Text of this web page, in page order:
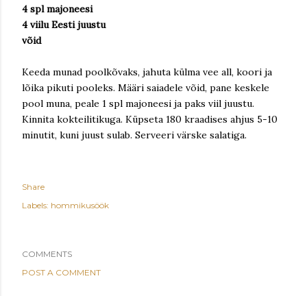
4 spl majoneesi
4 viilu Eesti juustu
võid
Keeda munad poolkõvaks, jahuta külma vee all, koori ja
lõika pikuti pooleks. Määri saiadele võid, pane keskele
pool muna, peale 1 spl majoneesi ja paks viil juustu.
Kinnita kokteilitikuga. Küpseta 180 kraadises ahjus 5-10
minutit, kuni juust sulab. Serveeri värske salatiga.
Share
Labels: hommikusöök
COMMENTS
POST A COMMENT